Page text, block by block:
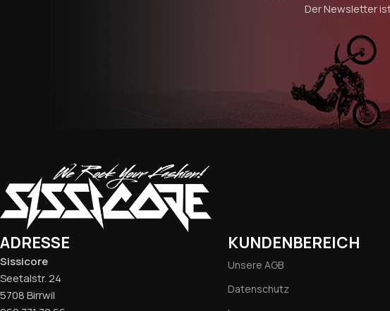
Der Newsletter
ADRESSE
Sissicore
Seetalstr. 24
5708 Birrwil
KUNDENBEREICH
Unsere AGB
Datenschutz